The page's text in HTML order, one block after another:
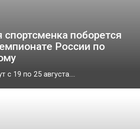
спортсменка поборется
России по
с 19 по 25 августа....